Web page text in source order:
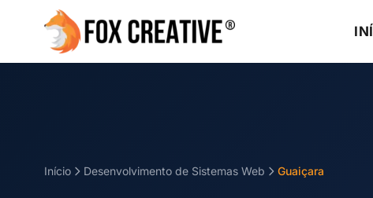
Início Desenvolvimento de Sistemas Web Guaiçara